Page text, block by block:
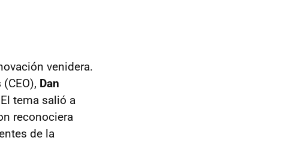
venidera.
(CEO), Dan
tema salió a
reconociera
de la